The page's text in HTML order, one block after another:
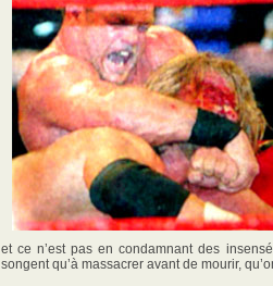
et ce n’est pas en condamnant des
songent qu’à massacrer avant de mourir,